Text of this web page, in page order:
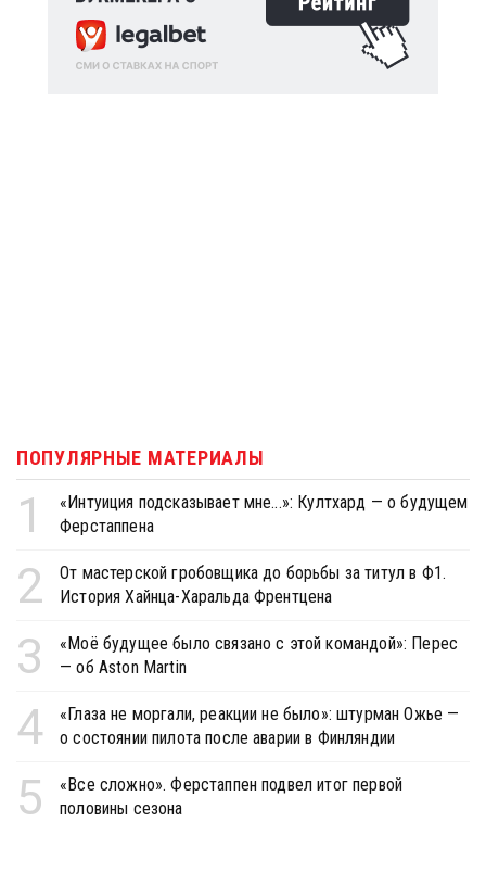
ПОПУЛЯРНЫЕ МАТЕРИАЛЫ
1
«Интуиция подсказывает мне...»: Култхард — о будущем
Ферстаппена
2
От мастерской гробовщика до борьбы за титул в Ф1.
История Хайнца-Харальда Френтцена
3
«Моё будущее было связано с этой командой»: Перес
— об Aston Martin
4
«Глаза не моргали, реакции не было»: штурман Ожье —
о состоянии пилота после аварии в Финляндии
5
«Все сложно». Ферстаппен подвел итог первой
половины сезона